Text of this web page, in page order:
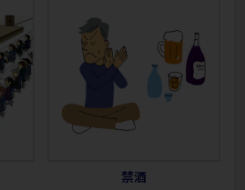
禁酒